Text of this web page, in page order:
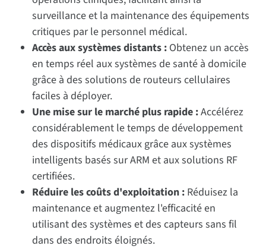
surveillance et la maintenance des équipements
critiques par le personnel médical.
Accès aux systèmes distants : Obtenez un accès
en temps réel aux systèmes de santé à domicile
grâce à des solutions de routeurs cellulaires
faciles à déployer.
Une mise sur le marché plus rapide :Accélérez
considérablement le temps de développement
des dispositifs médicaux grâce aux systèmes
intelligents basés sur ARM et aux solutions RF
certifiées.
Réduire les coûts d'exploitation : Réduisez la
maintenance et augmentez l'efficacité en
utilisant des systèmes et des capteurs sans fil
dans des endroits éloignés.